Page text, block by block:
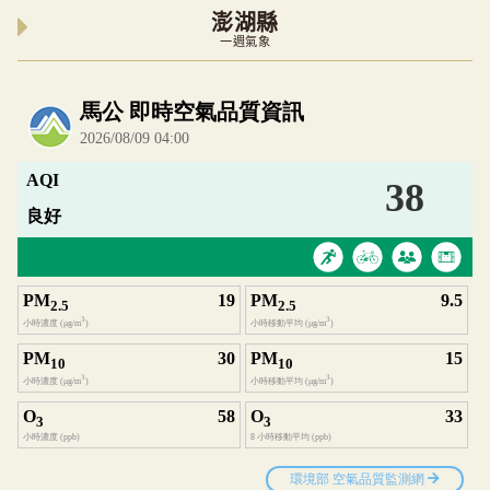
澎湖縣
一週氣象
內嵌空氣品質小工具為視覺預覽，完整即時空